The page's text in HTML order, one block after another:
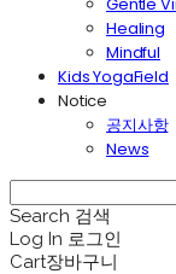
Healing
Mindful
Kids YogaField
Notice
공지사항
News
Search 검색
Log In 로그인
Cart장바구니